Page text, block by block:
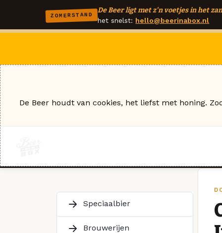
ZOMERSTAND
De Beer ligt met z'n voetjes in het
het snelst: hello@beerinabox.nl
Speciaalbier
Brouwerijen
De Beer houdt van cookies, het liefst met honing.